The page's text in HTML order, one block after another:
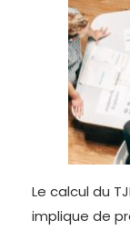
Le calcul du
implique de